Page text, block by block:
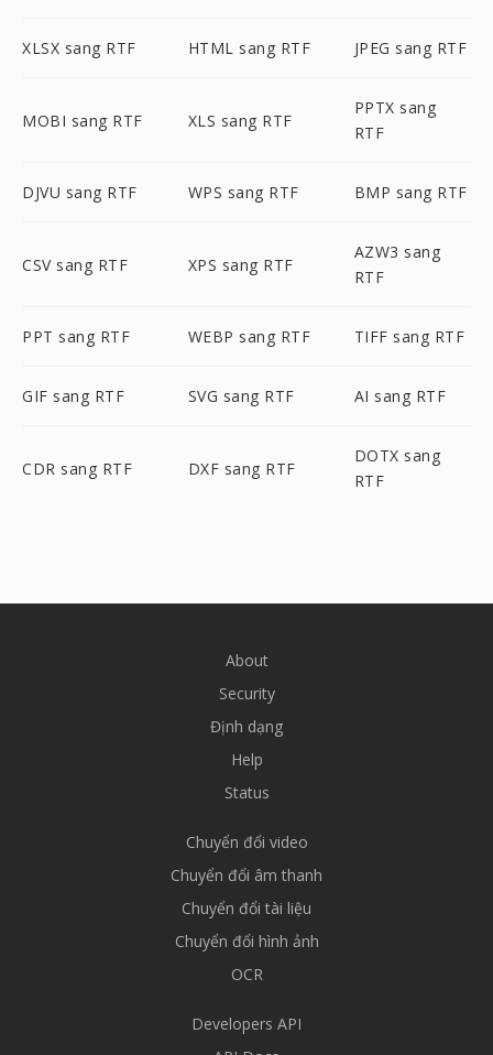
XLSX sang RTF HTML sang RTF JPEG sang RTF
MOBI sang RTF XLS sang RTF
PPTX sang
RTF
DJVU sang RTF WPS sang RTF BMP sang RTF
CSV sang RTF XPS sang RTF
AZW3 sang
RTF
PPT sang RTF WEBP sang RTF TIFF sang RTF
GIF sang RTF SVG sang RTF AI sang RTF
CDR sang RTF DXF sang RTF
DOTX sang
RTF
About
Security
Định dạng
Help
Status
Chuyển đổi video
Chuyển đổi âm thanh
Chuyển đổi tài liệu
Chuyển đổi hình ảnh
OCR
Developers API